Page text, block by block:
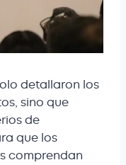
detallaron los
sino que
de
que los
comprendan